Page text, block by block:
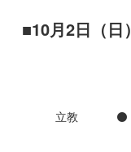
10月2日（日）
立教